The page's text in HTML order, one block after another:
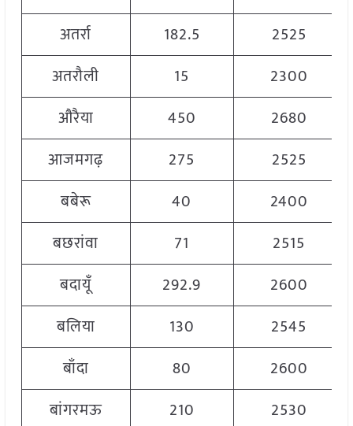
अतर्रा
182.5
2525
अतरौली
15
2300
औरैया
450
2680
आजमगढ़
275
2525
बबेरू
40
2400
बछरांवा
71
2515
बदायूँ
292.9
2600
बलिया
130
2545
बाँदा
80
2600
बांगरमऊ
210
2530